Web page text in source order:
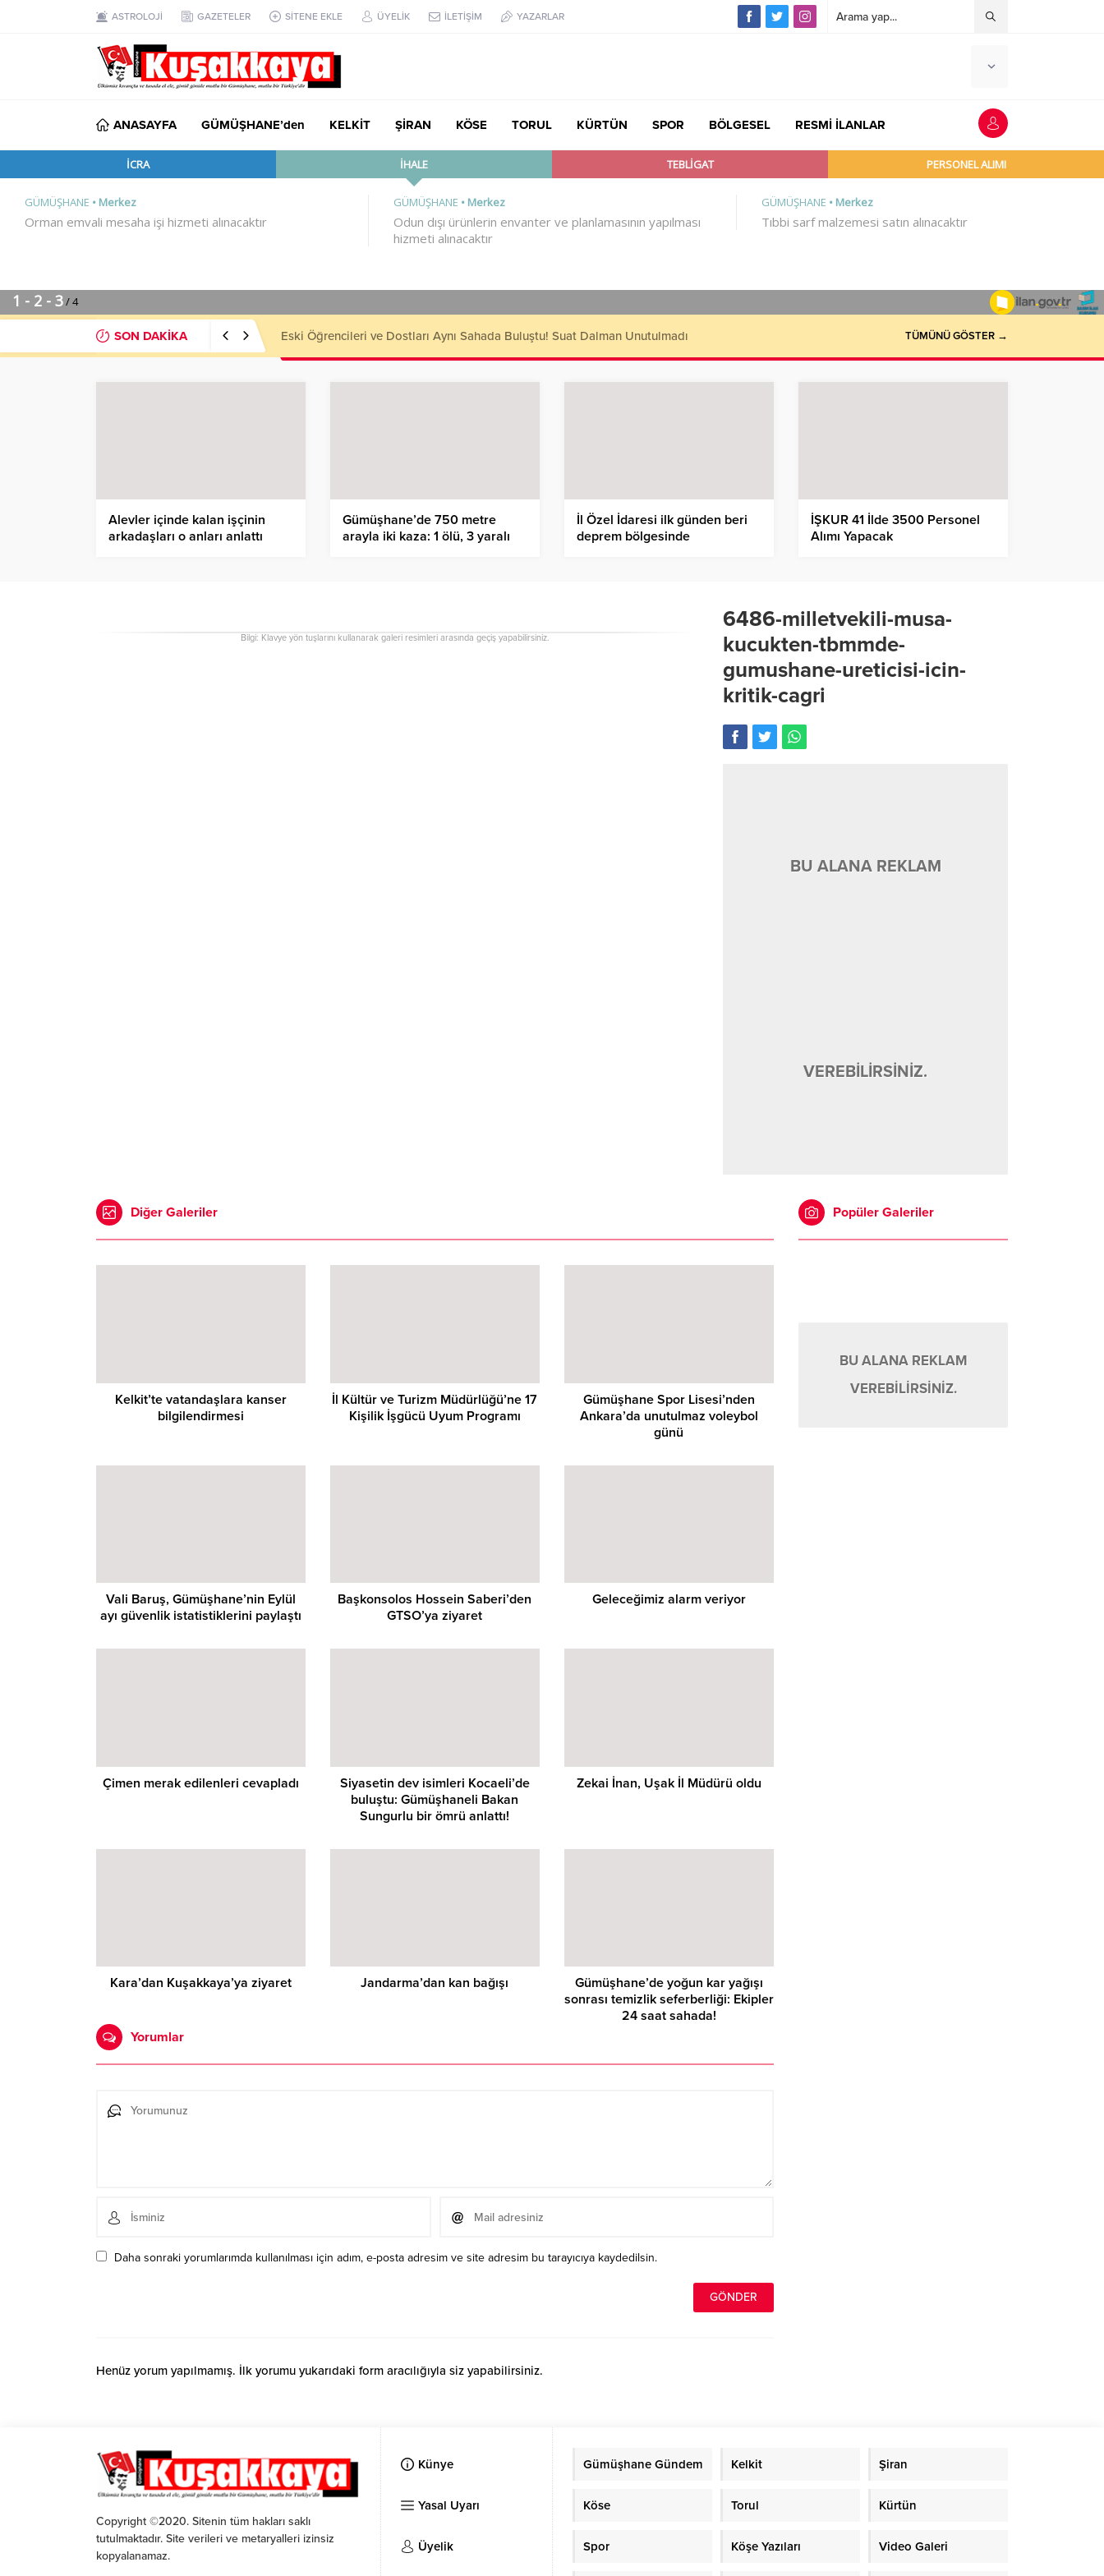
ASTROLOJİ GAZETELER SİTENE EKLE ÜYELİK İLETİŞİM YAZARLAR
ANASAYFA GÜMÜŞHANE’den KELKİT ŞİRAN KÖSE TORUL KÜRTÜN SPOR BÖLGESEL RESMİ İLANLAR
SON DAKİKA MHP’li Musa Küçük’ten TBMM’de Çocuk Hakları ve Rehabilitasyon Vurgusu TÜMÜNÜ GÖSTER →
Alevler içinde kalan işçinin
arkadaşları o anları anlattı
Gümüşhane’de 750 metre
arayla iki kaza: 1 ölü, 3 yaralı
İl Özel İdaresi ilk günden beri
deprem bölgesinde
İŞKUR 41 İlde 3500 Personel
Alımı Yapacak
Bilgi: Klavye yön tuşlarını kullanarak galeri resimleri arasında geçiş yapabilirsiniz.
6486-milletvekili-musa-
kucukten-tbmmde-
gumushane-ureticisi-icin-
kritik-cagri
BU ALANA REKLAM
VEREBİLİRSİNİZ.
Diğer Galeriler
Kelkit’te vatandaşlara kanser
bilgilendirmesi
İl Kültür ve Turizm Müdürlüğü’ne 17
Kişilik İşgücü Uyum Programı
Gümüşhane Spor Lisesi’nden
Ankara’da unutulmaz voleybol
günü
Vali Baruş, Gümüşhane’nin Eylül
ayı güvenlik istatistiklerini paylaştı
Başkonsolos Hossein Saberi’den
GTSO’ya ziyaret
Geleceğimiz alarm veriyor
Çimen merak edilenleri cevapladı
Siyasetin dev isimleri Kocaeli’de
buluştu: Gümüşhaneli Bakan
Sungurlu bir ömrü anlattı!
Zekai İnan, Uşak İl Müdürü oldu
Kara’dan Kuşakkaya’ya ziyaret Jandarma’dan kan bağışı
Gümüşhane’de yoğun kar yağışı
sonrası temizlik seferberliği: Ekipler
24 saat sahada!
Yorumlar
Daha sonraki yorumlarımda kullanılması için adım, e-posta adresim ve site adresim bu tarayıcıya kaydedilsin.
Henüz yorum yapılmamış. İlk yorumu yukarıdaki form aracılığıyla siz yapabilirsiniz.
Popüler Galeriler
BU ALANA REKLAM
VEREBİLİRSİNİZ.
Copyright ©2020. Sitenin tüm hakları saklı
tutulmaktadır. Site verileri ve metaryalleri izinsiz
kopyalanamaz.
Künye
Yasal Uyarı
Üyelik
Gümüşhane Gündem Kelkit Şiran
Köse Torul Kürtün
Spor Köşe Yazıları Video Galeri